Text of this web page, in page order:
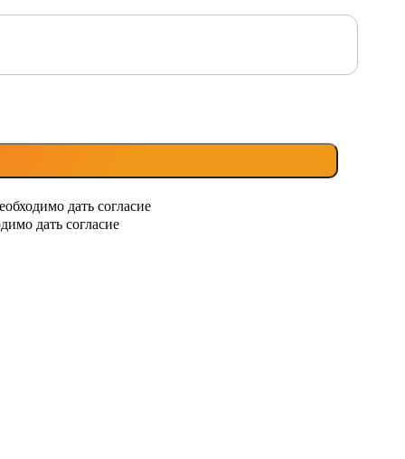
дать согласие
дать согласие